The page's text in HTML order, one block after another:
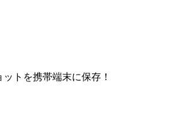
トを携帯端末に保存！